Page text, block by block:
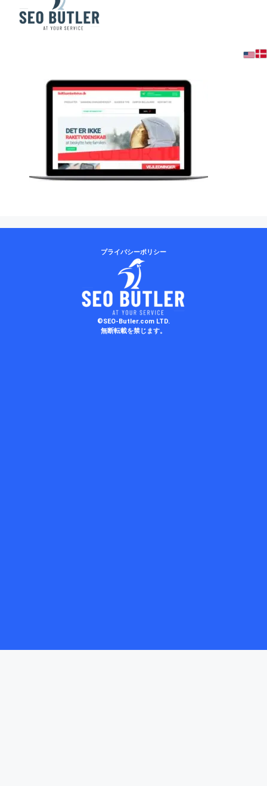
bullguardanti
プライバシーポリシー
©SEO-Butler.com LTD.
無断転載を禁じます。